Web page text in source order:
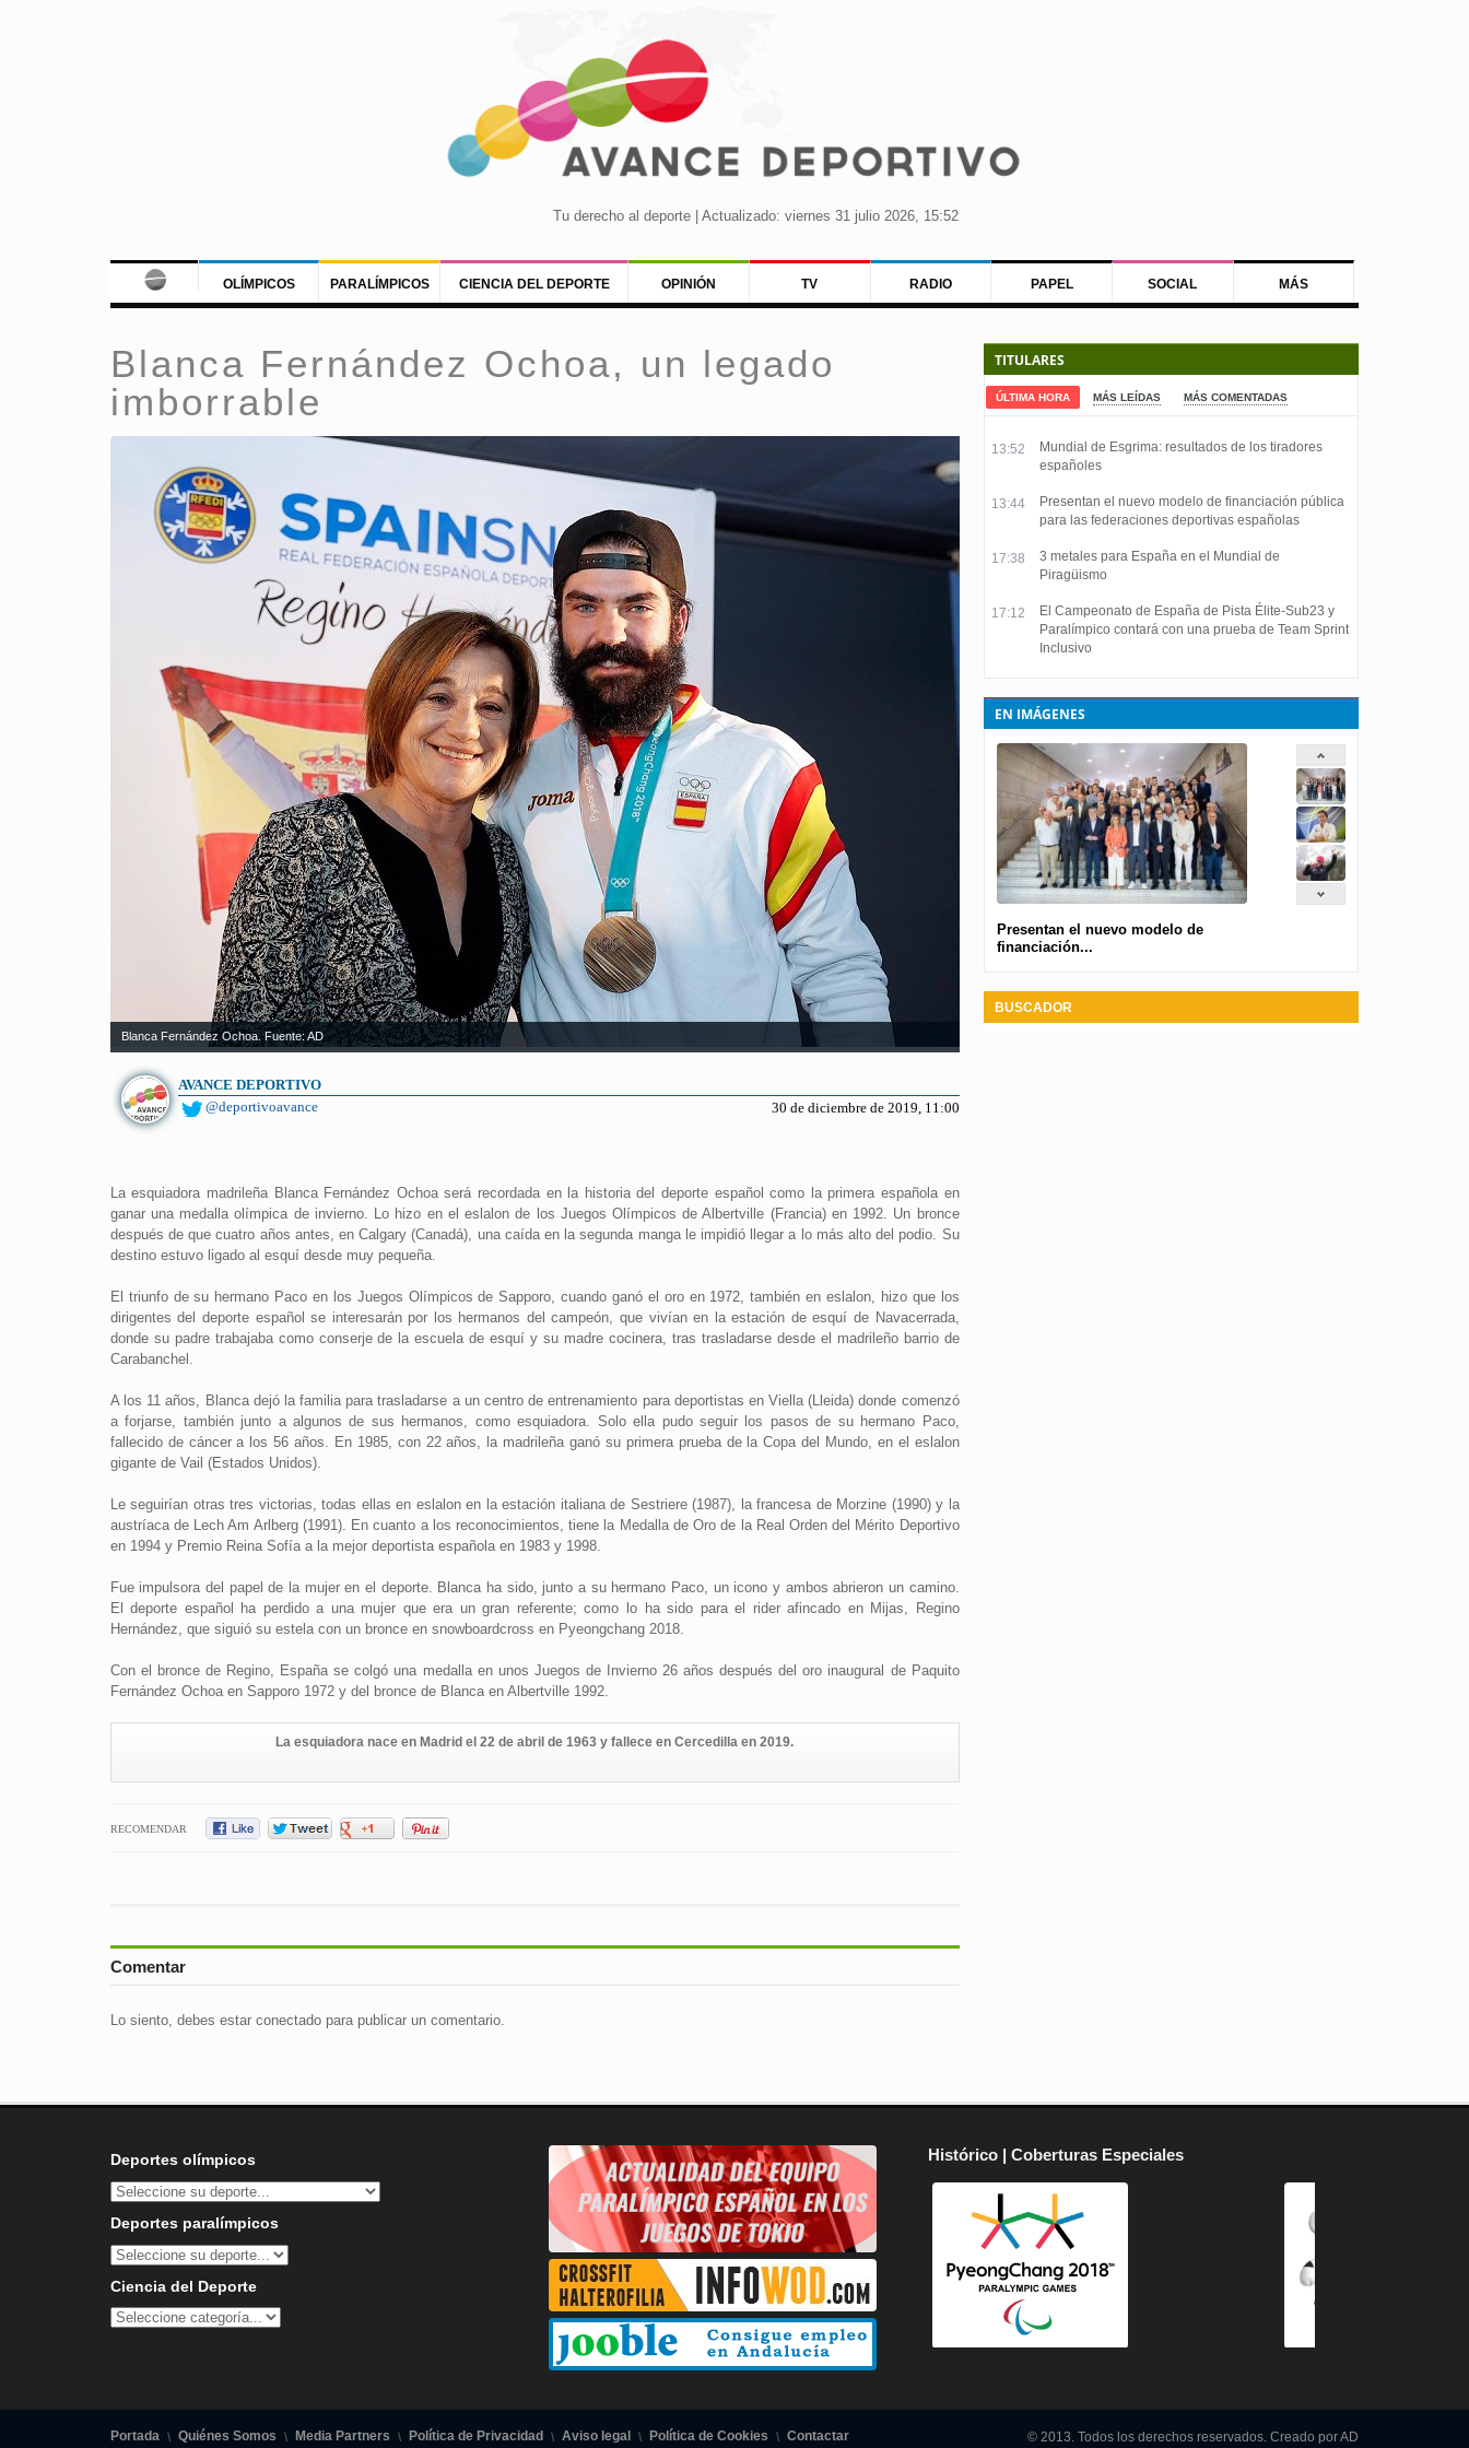
Tu derecho al deporte | Actualizado: viernes 31 julio 2026, 15:52
OLÍMPICOS PARALÍMPICOS CIENCIA DEL DEPORTE OPINIÓN TV RADIO PAPEL SOCIAL MÁS
Blanca Fernández Ochoa, un legado
imborrable
Blanca Fernández Ochoa. Fuente: AD
AVANCE DEPORTIVO
@deportivoavance
30 de diciembre de 2019, 11:00
La esquiadora madrileña Blanca Fernández Ochoa será recordada en la historia del deporte español como la primera española en
ganar una medalla olímpica de invierno. Lo hizo en el eslalon de los Juegos Olímpicos de Albertville (Francia) en 1992. Un bronce
después de que cuatro años antes, en Calgary (Canadá), una caída en la segunda manga le impidió llegar a lo más alto del podio. Su
destino estuvo ligado al esquí desde muy pequeña.
El triunfo de su hermano Paco en los Juegos Olímpicos de Sapporo, cuando ganó el oro en 1972, también en eslalon, hizo que los
dirigentes del deporte español se interesarán por los hermanos del campeón, que vivían en la estación de esquí de Navacerrada,
donde su padre trabajaba como conserje de la escuela de esquí y su madre cocinera, tras trasladarse desde el madrileño barrio de
Carabanchel.
A los 11 años, Blanca dejó la familia para trasladarse a un centro de entrenamiento para deportistas en Viella (Lleida) donde comenzó
a forjarse, también junto a algunos de sus hermanos, como esquiadora. Solo ella pudo seguir los pasos de su hermano Paco,
fallecido de cáncer a los 56 años. En 1985, con 22 años, la madrileña ganó su primera prueba de la Copa del Mundo, en el eslalon
gigante de Vail (Estados Unidos).
Le seguirían otras tres victorias, todas ellas en eslalon en la estación italiana de Sestriere (1987), la francesa de Morzine (1990) y la
austríaca de Lech Am Arlberg (1991). En cuanto a los reconocimientos, tiene la Medalla de Oro de la Real Orden del Mérito Deportivo
en 1994 y Premio Reina Sofía a la mejor deportista española en 1983 y 1998.
Fue impulsora del papel de la mujer en el deporte. Blanca ha sido, junto a su hermano Paco, un icono y ambos abrieron un camino.
El deporte español ha perdido a una mujer que era un gran referente; como lo ha sido para el rider afincado en Mijas, Regino
Hernández, que siguió su estela con un bronce en snowboardcross en Pyeongchang 2018.
Con el bronce de Regino, España se colgó una medalla en unos Juegos de Invierno 26 años después del oro inaugural de Paquito
Fernández Ochoa en Sapporo 1972 y del bronce de Blanca en Albertville 1992.
La esquiadora nace en Madrid el 22 de abril de 1963 y fallece en Cercedilla en 2019.
RECOMENDAR
Comentar
Lo siento, debes estar conectadopara publicar un comentario.
TITULARES
ÚLTIMA HORA MÁS LEÍDAS MÁS COMENTADAS
13:52
Mundial de Esgrima: resultados de los tiradores
españoles
13:44
Presentan el nuevo modelo de financiación pública
para las federaciones deportivas españolas
17:38
3 metales para España en el Mundial de
Piragüismo
17:12
El Campeonato de España de Pista Élite-Sub23 y
Paralímpico contará con una prueba de Team Sprint
Inclusivo
EN IMÁGENES
Presentan el nuevo modelo de
financiación...
BUSCADOR
Deportes olímpicos
Deportes paralímpicos
Ciencia del Deporte
Histórico | Coberturas Especiales
Portada Quiénes Somos Media Partners Política de Privacidad Aviso legal Política de Cookies Contactar © 2013. Todos los derechos reservados. Creado por AD